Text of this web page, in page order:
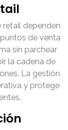
retail dependen
de venta
sin parchear
la cadena de
La gestión
y protege